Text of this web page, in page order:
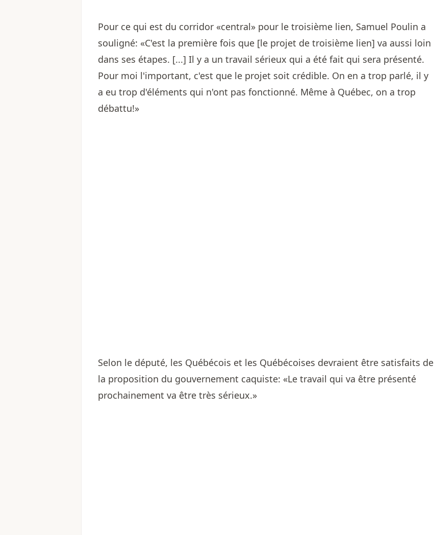
Pour ce qui est du corridor «central» pour le troisième lien, Samuel Poulin a
souligné: «C'est la première fois que [le projet de troisième lien] va aussi loin
dans ses étapes. [...] Il y a un travail sérieux qui a été fait qui sera présenté.
Pour moi l'important, c'est que le projet soit crédible. On en a trop parlé, il y
a eu trop d'éléments qui n'ont pas fonctionné. Même à Québec, on a trop
débattu!»
Selon le député, les Québécois et les Québécoises devraient être satisfaits de
la proposition du gouvernement caquiste: «Le travail qui va être présenté
prochainement va être très sérieux.»